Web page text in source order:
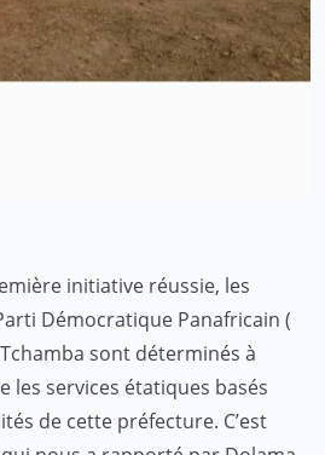
initiative réussie, les
Démocratique Panafricain (
sont déterminés à
les services étatiques basés
de cette préfecture. C’est